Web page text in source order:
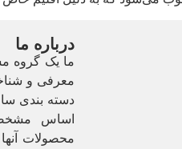
درباره ما
ما یک گروه
معرفی و
دسته بندی
اساس
محصولات